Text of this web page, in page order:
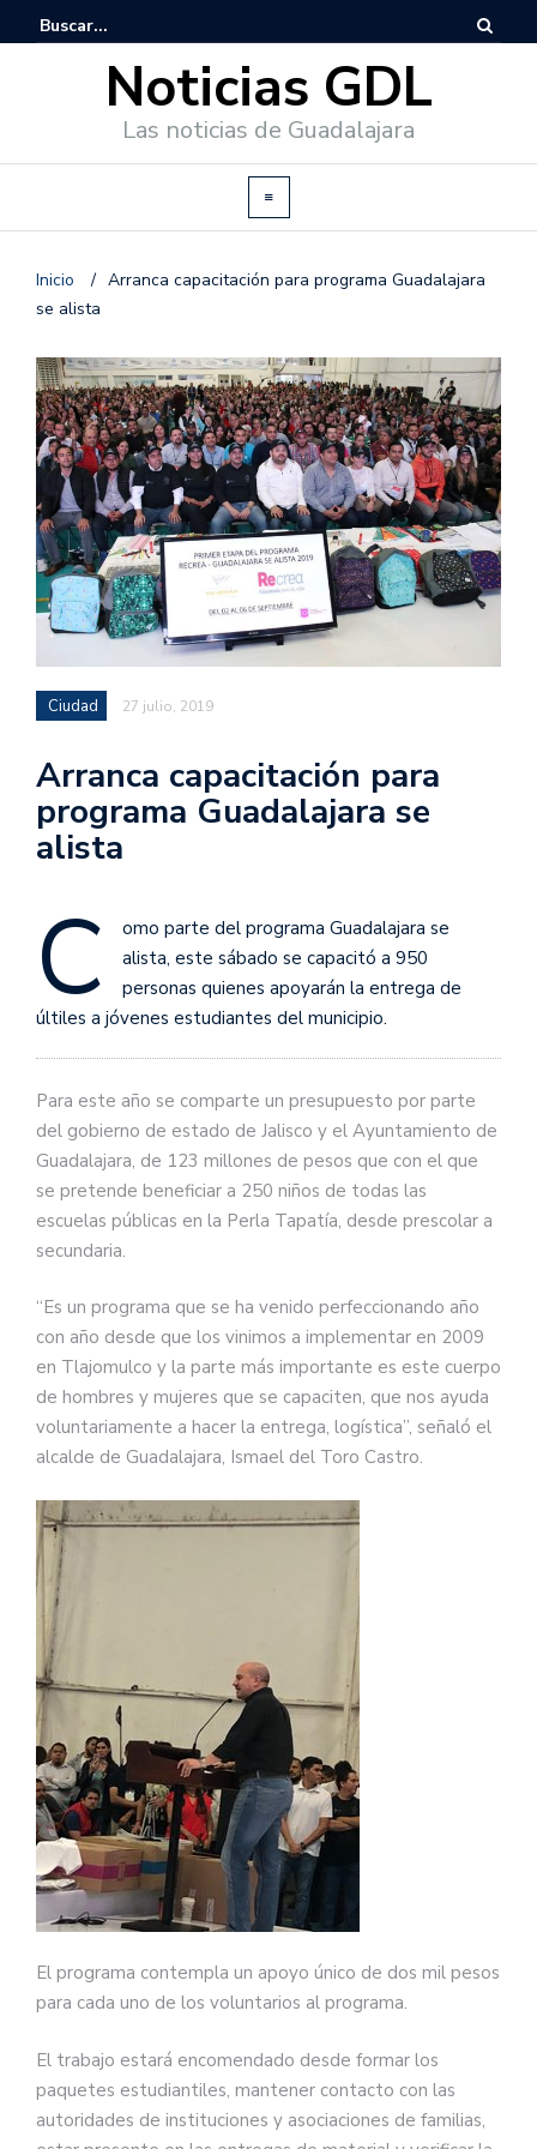
Noticias GDL
Las noticias de Guadalajara
Inicio / Arranca capacitación para programa Guadalajara
se alista
Ciudad 27 julio, 2019
Arranca capacitación para
programa Guadalajara se
alista
C
omo parte del programa Guadalajara se
alista, este sábado se capacitó a 950
personas quienes apoyarán la entrega de
últiles a jóvenes estudiantes del municipio.
Para este año se comparte un presupuesto por parte
del gobierno de estado de Jalisco y el Ayuntamiento de
Guadalajara, de 123 millones de pesos que con el que
se pretende beneficiar a 250 niños de todas las
escuelas públicas en la Perla Tapatía, desde prescolar a
secundaria.
“Es un programa que se ha venido perfeccionando año
con año desde que los vinimos a implementar en 2009
en Tlajomulco y la parte más importante es este cuerpo
de hombres y mujeres que se capaciten, que nos ayuda
voluntariamente a hacer la entrega, logística”, señaló el
alcalde de Guadalajara, Ismael del Toro Castro.
El programa contempla un apoyo único de dos mil pesos
para cada uno de los voluntarios al programa.
El trabajo estará encomendado desde formar los
paquetes estudiantiles, mantener contacto con las
autoridades de instituciones y asociaciones de familias,